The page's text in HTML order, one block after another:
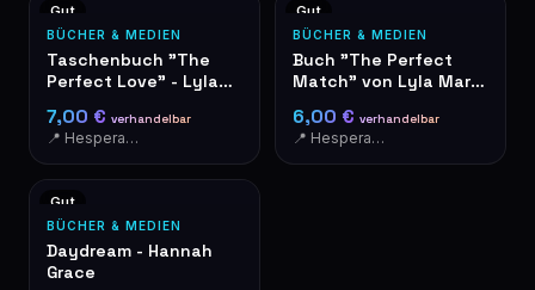
Gut
BÜCHER & MEDIEN
Taschenbuch "The
Perfect Love" - Lyla
Soulmate #2
7,00 € verhandelbar
📍 Hesperange
Gut
BÜCHER & MEDIEN
Buch "The Perfect
Match" von Lyla Mars
6,00 € verhandelbar
📍 Hesperange
Gut
BÜCHER & MEDIEN
Daydream - Hannah
Grace